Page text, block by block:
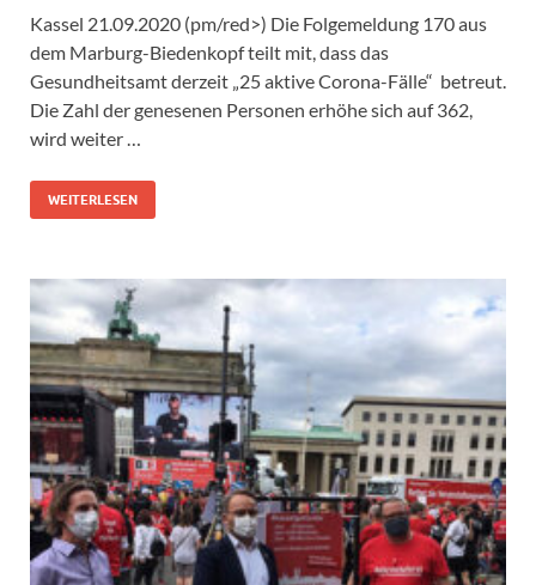
Kassel 21.09.2020 (pm/red>) Die Folgemeldung 170 aus
dem Marburg-Biedenkopf teilt mit, dass das
Gesundheitsamt derzeit „25 aktive Corona-Fälle“ betreut.
Die Zahl der genesenen Personen erhöhe sich auf 362,
wird weiter …
WEITERLESEN